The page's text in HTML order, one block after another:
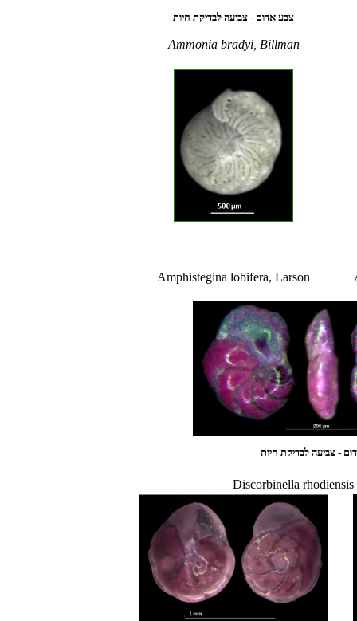
צבע אדום - צביעה לבדיקת חיות
Ammonia bradyi, Billman
Amphistegina lobifera, Larson
- צביעה לבדיקת חיות
Discorbinella rhodiensis